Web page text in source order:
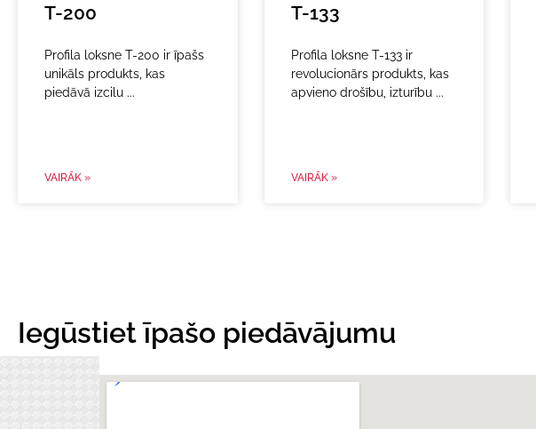
T-200
Profila loksne T-200 ir īpašs
unikāls produkts, kas
piedāvā izcilu
VAIRĀK »
T-133
Profila loksne T-133 ir
revolucionārs produkts, kas
apvieno drošību, izturību
VAIRĀK »
Iegūstiet īpašo piedāvājumu